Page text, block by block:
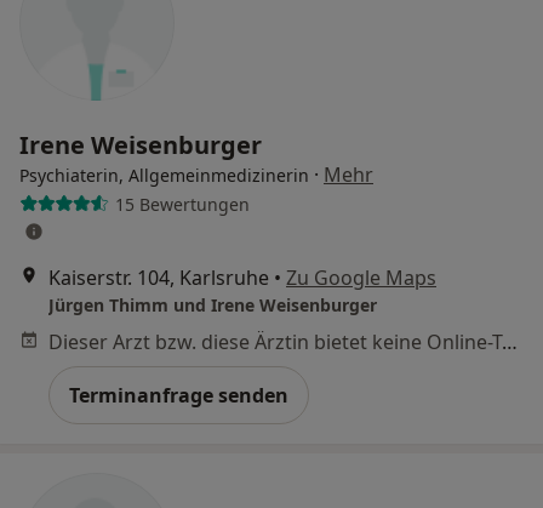
Irene Weisenburger
Psychiaterin, Allgemeinmedizinerin · Mehr
15 Bewertungen
Kaiserstr. 104, Karlsruhe • Zu Google Maps
Jürgen Thimm und Irene Weisenburger
Dieser Arzt bzw. diese Ärztin bietet keine Online-Terminbuchung an diesem Standort an.
Terminanfrage senden